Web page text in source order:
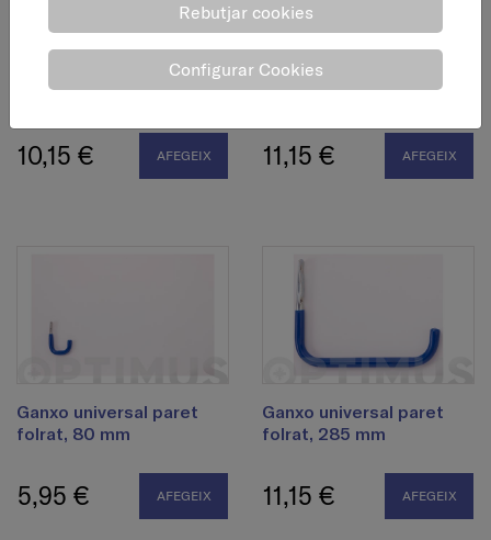
Ganxo universal paret
folrat, 160 mm
10,15 € AFEGEIX
Ganxo universal paret
folrat, 210 mm
11,15 € AFEGEIX
Ganxo universal paret
folrat, 80 mm
5,95 € AFEGEIX
Ganxo universal paret
folrat, 285 mm
11,15 € AFEGEIX
Rebutjar cookies
Configurar Cookies